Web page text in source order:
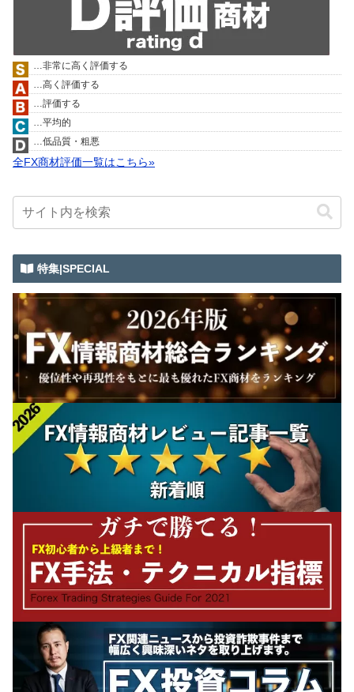
…非常に高く評価する
…高く評価する
…評価する
…平均的
…低品質・粗悪
全FX商材評価一覧はこちら»
特集|SPECIAL